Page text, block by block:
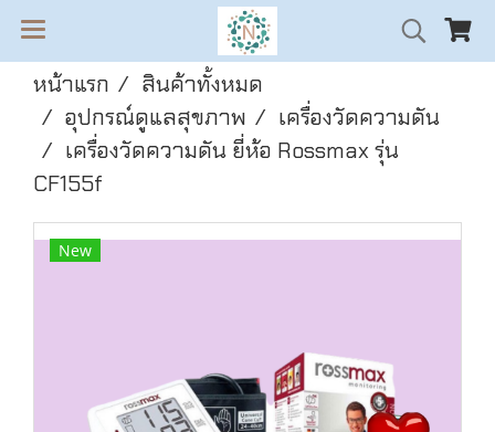
หน้าแรก
สินค้าทั้งหมด
อุปกรณ์ดูแลสุขภาพ
เครื่องวัดความดัน
เครื่องวัดความดัน ยี่ห้อ Rossmax รุ่น
CF155f
New